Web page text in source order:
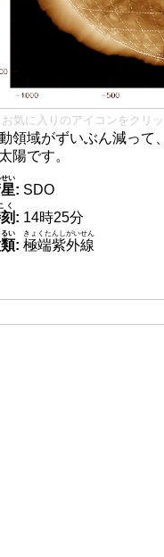
気に入りのアイコンをクリッ
領域がずいぶん減って
陽です。
せい
: SDO
く
: 14時25分
るい
: 極端紫外線
きょくたんしがいせん